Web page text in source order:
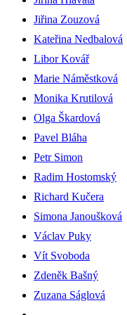
Jiřina Zouzová
Kateřina Nedbalová
Libor Kovář
Marie Náměstková
Monika Krutilová
Olga Škardová
Pavel Bláha
Petr Simon
Radim Hostomský
Richard Kučera
Simona Janoušková
Václav Puky
Vít Svoboda
Zdeněk Bašný
Zuzana Ságlová